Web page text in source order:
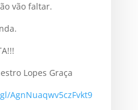
vão faltar.
Lopes Graça
AgnNuaqwv5czFvkt9